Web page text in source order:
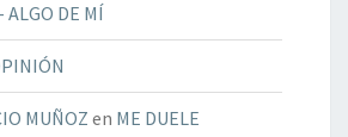
ALGO DE MÍ
MUÑOZen ME DUELE